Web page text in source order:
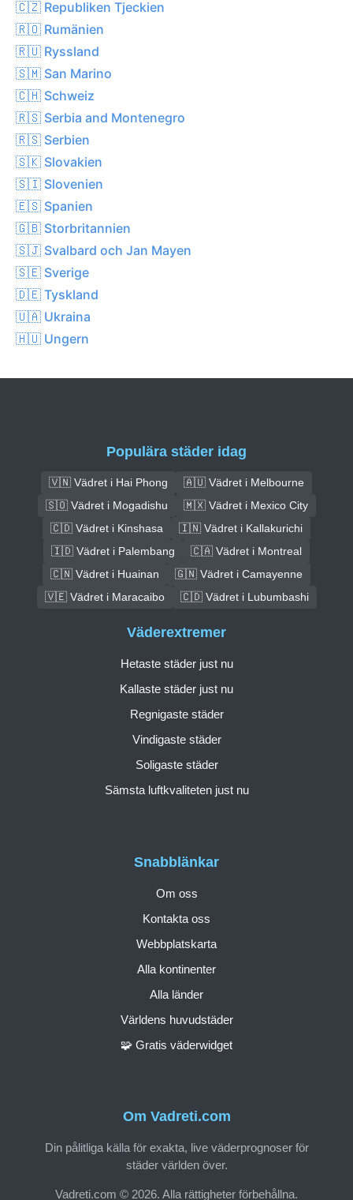
🇨🇿 Republiken Tjeckien
🇷🇴 Rumänien
🇷🇺 Ryssland
🇸🇲 San Marino
🇨🇭 Schweiz
🇷🇸 Serbia and Montenegro
🇷🇸 Serbien
🇸🇰 Slovakien
🇸🇮 Slovenien
🇪🇸 Spanien
🇬🇧 Storbritannien
🇸🇯 Svalbard och Jan Mayen
🇸🇪 Sverige
🇩🇪 Tyskland
🇺🇦 Ukraina
🇭🇺 Ungern
Populära städer idag
🇻🇳 Vädret i Hai Phong
🇦🇺 Vädret i Melbourne
🇸🇴 Vädret i Mogadishu
🇲🇽 Vädret i Mexico City
🇨🇩 Vädret i Kinshasa
🇮🇳 Vädret i Kallakurichi
🇮🇩 Vädret i Palembang
🇨🇦 Vädret i Montreal
🇨🇳 Vädret i Huainan
🇬🇳 Vädret i Camayenne
🇻🇪 Vädret i Maracaibo
🇨🇩 Vädret i Lubumbashi
Om Vadreti.com
Din pålitliga källa för exakta, live väderprognoser för
städer världen över.
Vadreti.com © 2026. Alla rättigheter förbehållna.
Snabblänkar
Om oss
Kontakta oss
Webbplatskarta
Alla kontinenter
Alla länder
Världens huvudstäder
🧩 Gratis väderwidget
Väderextremer
Hetaste städer just nu
Kallaste städer just nu
Regnigaste städer
Vindigaste städer
Soligaste städer
Sämsta luftkvaliteten just nu